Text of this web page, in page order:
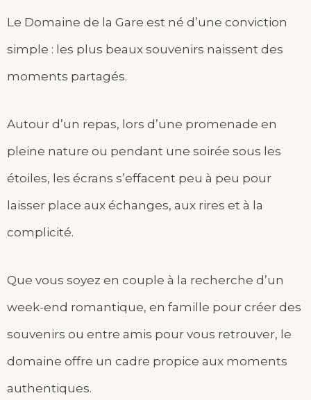
Le Domaine de la Gare est né d’une conviction
simple : les plus beaux souvenirs naissent des
moments partagés.
Autour d’un repas, lors d’une promenade en
pleine nature ou pendant une soirée sous les
étoiles, les écrans s’effacent peu à peu pour
laisser place aux échanges, aux rires et à la
complicité.
Que vous soyez en couple à la recherche d’un
week-end romantique, en famille pour créer des
souvenirs ou entre amis pour vous retrouver, le
domaine offre un cadre propice aux moments
authentiques.